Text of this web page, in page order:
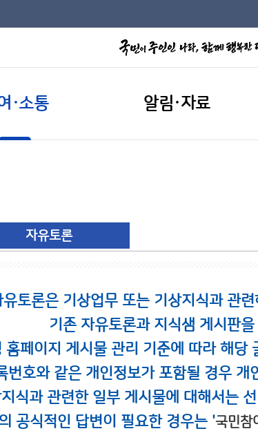
·소통 알림·자료
자유토론
유토론은 기상업무 또는 기상지식과 관
기존 자유토론과 지식샘 게시판
홈페이지 게시물 관리 기준에 따라 해당
번호와 같은 개인정보가 포함될 경우
식과 관련한 일부 게시물에 대해서는
공식적인 답변이 필요한 경우는 '국민참